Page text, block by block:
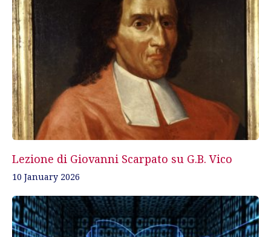
Lezione di Giovanni Scarpato su G.B. Vico
10 January 2026